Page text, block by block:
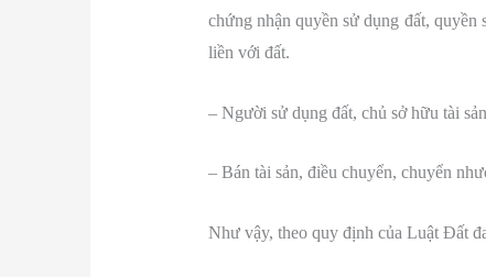
chứng nhận quyền sử dụng đất, quyền
liền với đất.
– Người sử dụng đất, chủ sở hữu tài
– Bán tài sản, điều chuyển, chuyển
Như vậy, theo quy định của Luật Đất